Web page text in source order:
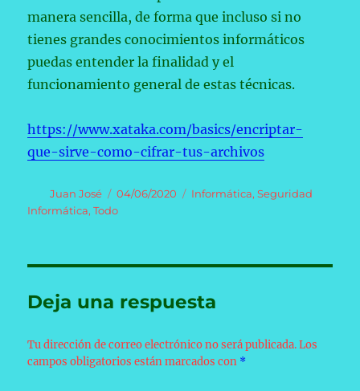
manera sencilla, de forma que incluso si no
tienes grandes conocimientos informáticos
puedas entender la finalidad y el
funcionamiento general de estas técnicas.
https://www.xataka.com/basics/encriptar-
que-sirve-como-cifrar-tus-archivos
Autor
Juan José
Publicado
el
04/06/2020 Categorías
Informática,Seguridad
Informática,Todo
Deja una respuesta
Tu dirección de correo electrónico no será publicada. Los
campos obligatorios están marcados con *